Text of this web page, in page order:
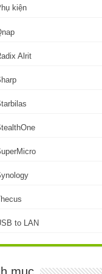
kiện
Alrit
to LAN